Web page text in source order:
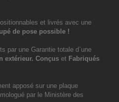
et livrés avec une
de pose possible !
par une Garantie totale d`une
extérieur. Conçus et Fabriqués
apposé sur une plaque
par le Ministère des